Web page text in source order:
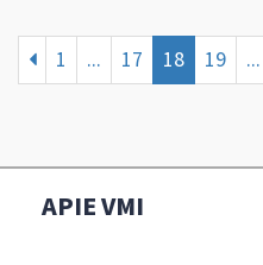
1 ... 17 18 19 ...
APIE VMI